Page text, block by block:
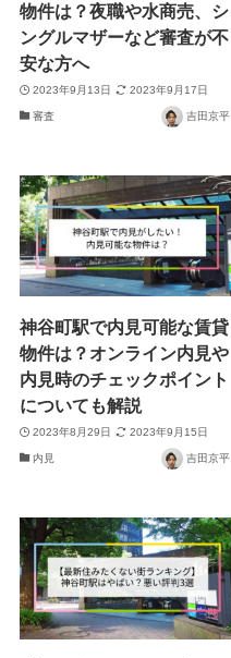
物件は？夜職や水商売、シ
ングルマザーなど審査が不
安な方へ
2023年9月13日 2023年9月17日
審査 吉田京平
神谷町駅で内見可能な賃貸
物件は？オンライン内見や
内見時のチェックポイント
についても解説
2023年8月29日 2023年9月15日
内見 吉田京平